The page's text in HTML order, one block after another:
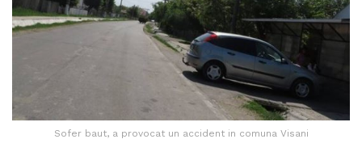
Sofer baut, a provocat un accident in comuna Visani